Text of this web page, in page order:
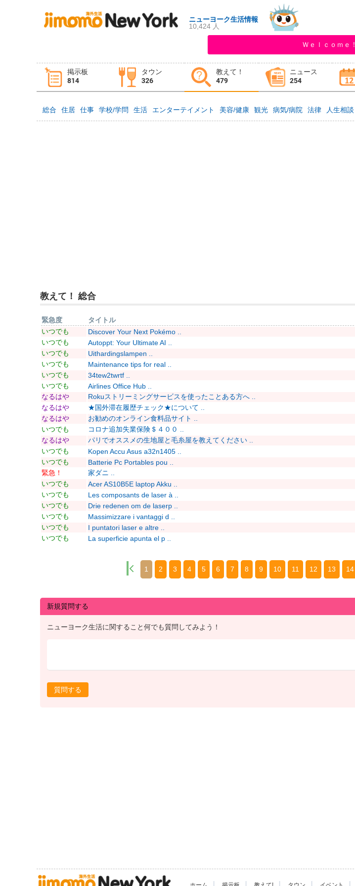
ニューヨーク生活情報
10,424 人
Ｗｅｌｃｏｍｅ！
掲示板
814
タウン
326
教えて！
479
ニュース
254
タウン情報 教えて！
イベント 求人
総合 住居 仕事 学校/学問 生活 エンターテイメント 美容/健康 観光 病気/病院 法律 人生相談
教えて！ 総合
緊急度 タイトル
いつでも
Discover Your Next Pokémo ..
いつでも
Autoppt: Your Ultimate AI ..
いつでも
Uithardingslampen ..
いつでも
Maintenance tips for real ..
いつでも
34tew2twrtf ..
いつでも
Airlines Office Hub ..
なるはや
Rokuストリーミングサービスを使ったことある方へ ..
なるはや
★国外滞在履歴チェック★について ..
なるはや
お勧めのオンライン食料品サイト ..
いつでも
コロナ追加失業保険＄４００ ..
なるはや
パリでオススメの生地屋と毛糸屋を教えてください ..
いつでも
Kopen Accu Asus a32n1405 ..
いつでも
Batterie Pc Portables pou ..
緊急！
家ダニ ..
いつでも
Acer AS10B5E laptop Akku ..
いつでも
Les composants de laser à ..
いつでも
Drie redenen om de laserp ..
いつでも
Massimizzare i vantaggi d ..
いつでも
I puntatori laser e altre ..
いつでも
La superficie apunta el p ..
1 2 3 4 5 6 7 8 9 10 11 12 13 14
新規質問する
ニューヨーク生活に関すること何でも質問してみよう！
質問する